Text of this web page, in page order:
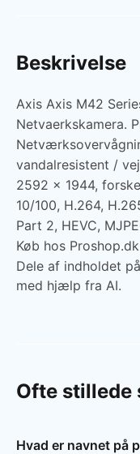
Beskrivelse
Axis Axis M42
Netvaerkskamera.
vandalresistent /
2592 x 1944,
10/100, H.264,
Part 2, HEVC,
Køb hos
Dele af indholdet
med hjælp fra AI.
Ofte stillede
Hvad er navnet på